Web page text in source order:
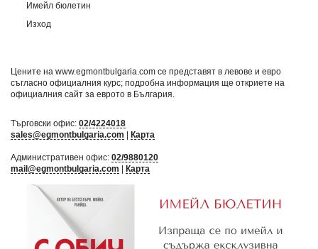
Имейл бюлетин
Изход
Цените на www.egmontbulgaria.com се представят в левове и евро
съгласно официалния курс; подробна информация ще откриете на
официалния сайт за еврото в България
Търговски офис: 02/4224018
sales@egmontbulgaria.com
Карта
Административен офис: 02/9880120
mail@egmontbulgaria.com
Карта